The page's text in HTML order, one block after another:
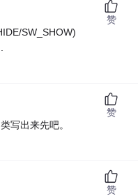
SW_SHOW)
赞
写出来先吧。
赞
赞